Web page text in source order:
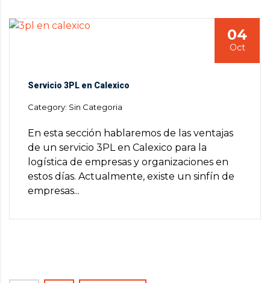
04
Oct
Servicio 3PL en Calexico
Category: Sin Categoria
En esta sección hablaremos de las ventajas
de un servicio 3PL en Calexico para la
logística de empresas y organizaciones en
estos días. Actualmente, existe un sinfín de
empresas...